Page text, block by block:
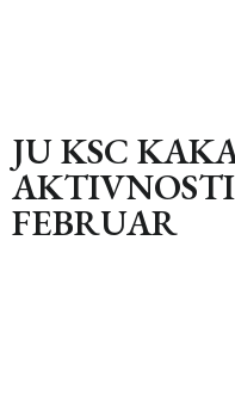
JU KSC
AKTIVNOSTI
FEBRUAR